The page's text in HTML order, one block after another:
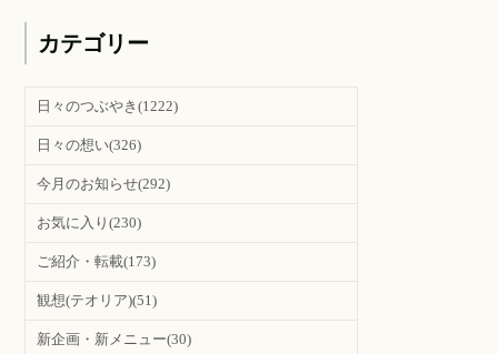
カテゴリー
日々のつぶやき(1222)
日々の想い(326)
今月のお知らせ(292)
お気に入り(230)
ご紹介・転載(173)
観想(テオリア)(51)
新企画・新メニュー(30)